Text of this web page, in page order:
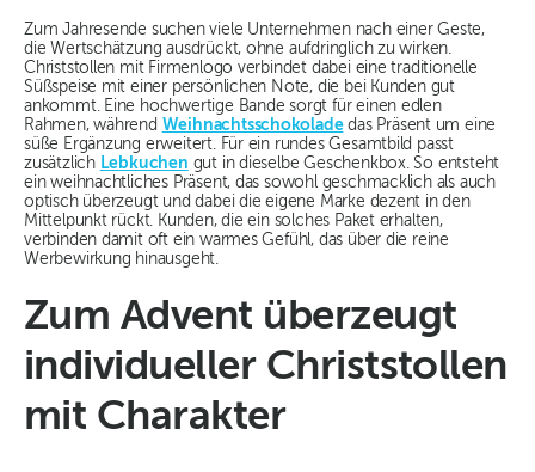
Zum Jahresende suchen viele Unternehmen nach einer Geste,
die Wertschätzung ausdrückt, ohne aufdringlich zu wirken.
Christstollen mit Firmenlogo verbindet dabei eine traditionelle
Süßspeise mit einer persönlichen Note, die bei Kunden gut
ankommt. Eine hochwertige Bande sorgt für einen edlen
Rahmen, während Weihnachtsschokoladedas Präsent um eine
süße Ergänzung erweitert. Für ein rundes Gesamtbild passt
zusätzlich Lebkuchen gut in dieselbe Geschenkbox. So entsteht
ein weihnachtliches Präsent, das sowohl geschmacklich als auch
optisch überzeugt und dabei die eigene Marke dezent in den
Mittelpunkt rückt. Kunden, die ein solches Paket erhalten,
verbinden damit oft ein warmes Gefühl, das über die reine
Werbewirkung hinausgeht.
Zum Advent überzeugt
individueller Christstollen
mit Charakter